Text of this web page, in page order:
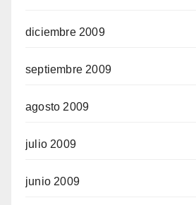
diciembre 2009
septiembre 2009
agosto 2009
julio 2009
junio 2009